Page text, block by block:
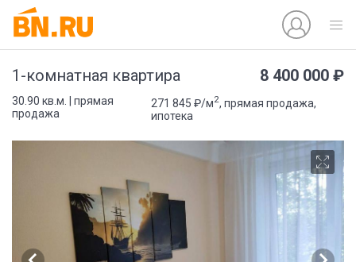
1-комнатная квартира 8 400 000 ₽
30.90 кв.м. | прямая
продажа
271 845 ₽/м2, прямая продажа,
ипотека